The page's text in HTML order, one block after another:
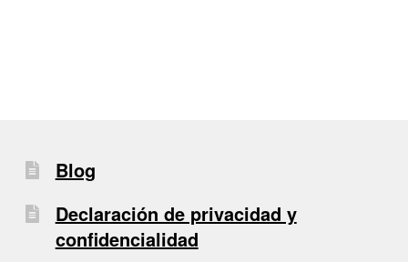
Blog
Declaración de privacidad y
confidencialidad